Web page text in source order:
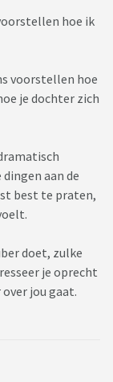
hoe ik
voorstellen hoe
je dochter zich
aan de
best te praten,
doet, zulke
je oprecht
jou gaat.